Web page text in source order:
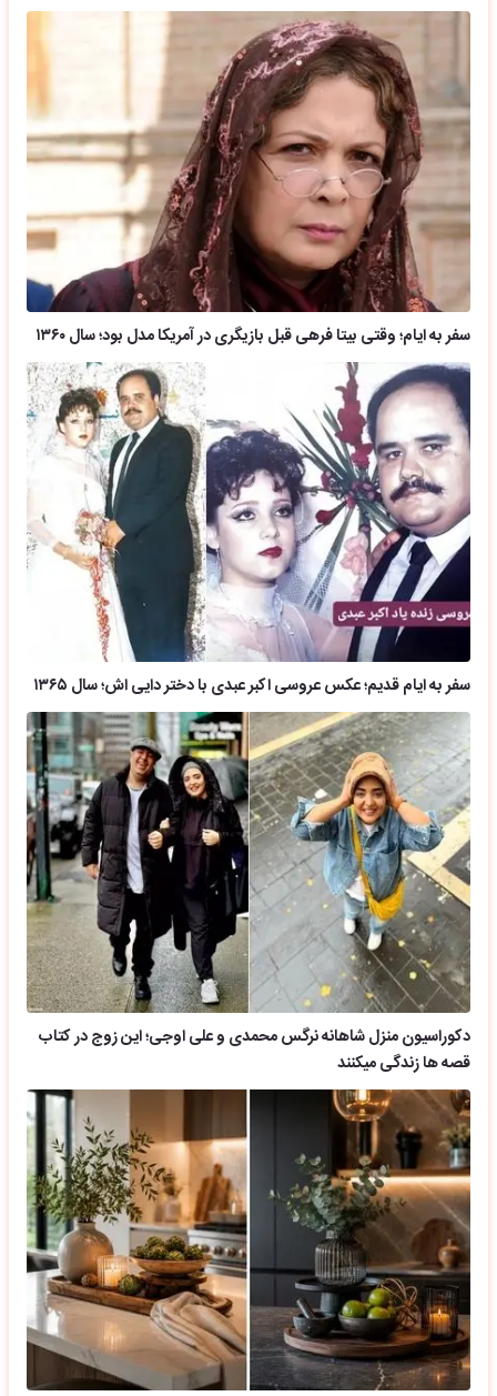
سفر به ایام؛ وقتی بیتا فرهی قبل بازیگری در آمریکا مدل بود؛ سال ۱۳۶۰
سفر به ایام قدیم؛ عکس عروسی اکبر عبدی با دختر دایی اش؛ سال ۱۳۶۵
دکوراسیون منزل شاهانه نرگس محمدی و علی اوجی؛ این زوج در کتاب
قصه ها زندگی میکنند